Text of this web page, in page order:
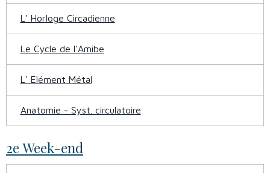
L' Horloge Circadienne
Le Cycle de l'Amibe
L' Elément Métal
Anatomie - Syst. circulatoire
2e Week-end